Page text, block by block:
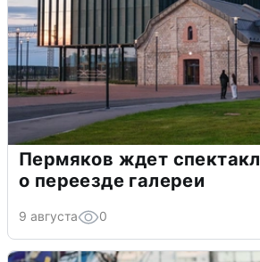
Пермяков ждет
о переезде галереи
9 августа 0